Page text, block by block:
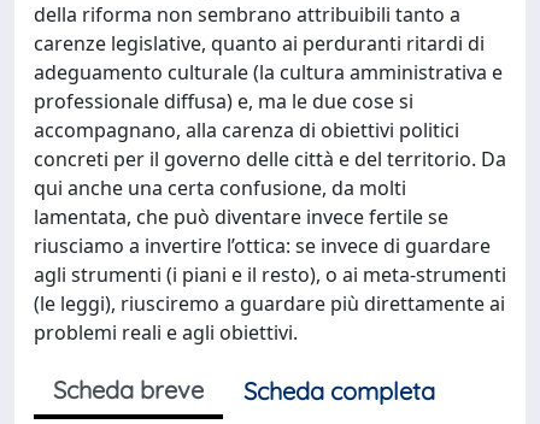
della riforma non sembrano attribuibili tanto a
carenze legislative, quanto ai perduranti ritardi di
adeguamento culturale (la cultura amministrativa e
professionale diffusa) e, ma le due cose si
accompagnano, alla carenza di obiettivi politici
concreti per il governo delle città e del territorio. Da
qui anche una certa confusione, da molti
lamentata, che può diventare invece fertile se
riusciamo a invertire l’ottica: se invece di guardare
agli strumenti (i piani e il resto), o ai meta-strumenti
(le leggi), riusciremo a guardare più direttamente ai
problemi reali e agli obiettivi.
Scheda breve
Scheda completa